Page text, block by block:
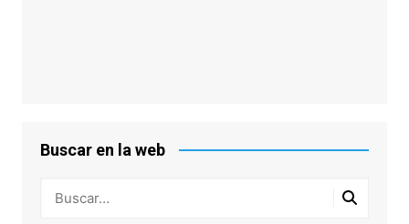
Buscar en la web